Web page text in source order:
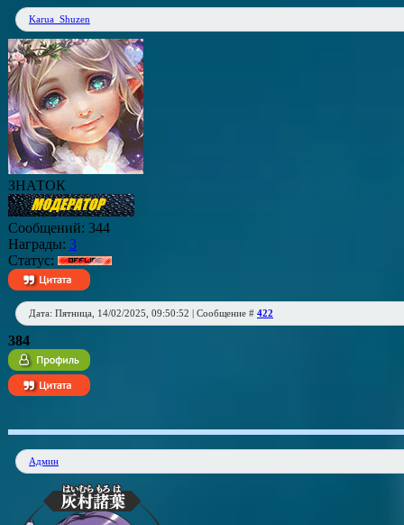
Karua_Shuzen
ЗНАТОК
Сообщений: 344
Награды: 3
Статус:
Дата: Пятница, 14/02/2025, 09:50:52 | Сообщение # 422
384
Админ